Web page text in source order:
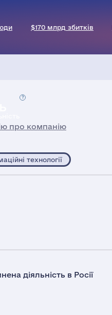
$170 млрд збитків
про компанію
технології
діяльність в Росії